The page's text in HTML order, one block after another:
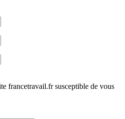
francetravail.fr susceptible de vous